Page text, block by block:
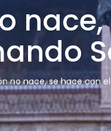
no nace, se hace con